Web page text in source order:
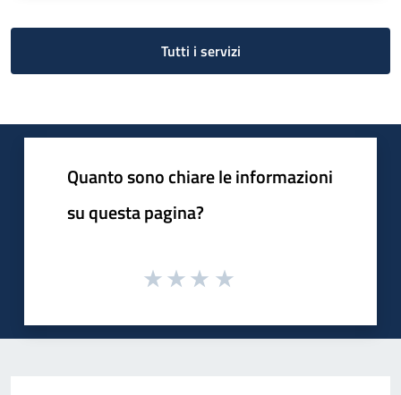
Tutti i servizi
Quanto sono chiare le informazioni
su questa pagina?